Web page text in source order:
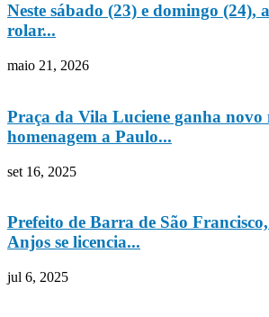
Neste sábado (23) e domingo (24),
rolar...
maio 21, 2026
Praça da Vila Luciene ganha novo
homenagem a Paulo...
set 16, 2025
Prefeito de Barra de São
Anjos se licencia...
jul 6, 2025